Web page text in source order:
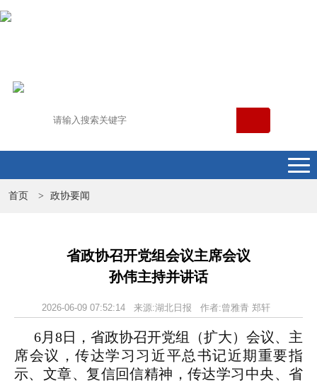
首页 > 政协要闻
省政协召开党组会议主席会议
孙伟主持并讲话
2026-06-09 07:52:14 来源:湖北日报 作者:曾雅青 郑轩
6月8日，省政协召开党组（扩大）会议、主
席会议，传达学习习近平总书记近期重要指
示、文章、复信回信精神，传达学习中央、省